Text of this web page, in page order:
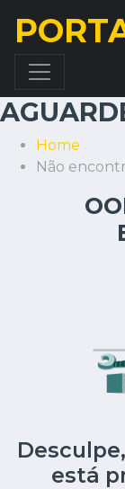
Home
Não
está